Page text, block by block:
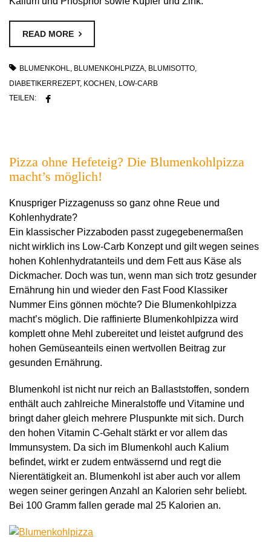
READ MORE
BLUMENKOHL, BLUMENKOHLPIZZA, BLUMISOTTO,
DIABETIKERREZEPT, KOCHEN , LOW-CARB
TEILEN:
Pizza ohne Hefeteig? Die Blumenkohlpizza
macht’s möglich!
Knuspriger Pizzagenuss so ganz ohne Reue und
Kohlenhydrate?
Ein klassischer Pizzaboden passt zugegebenermaßen
nicht wirklich ins Low-Carb Konzept und gilt wegen seines
hohen Kohlenhydratanteils und dem Fett aus Käse als
Dickmacher. Doch was tun, wenn man sich trotz gesunder
Ernährung hin und wieder den Fast Food Klassiker
Nummer Eins gönnen möchte? Die Blumenkohlpizza
macht’s möglich. Die raffinierte Blumenkohlpizza wird
komplett ohne Mehl zubereitet und leistet aufgrund des
hohen Gemüseanteils einen wertvollen Beitrag zur
gesunden Ernährung.
Blumenkohl ist nicht nur reich an Ballaststoffen, sondern
enthält auch zahlreiche Mineralstoffe und Vitamine und
bringt daher gleich mehrere Pluspunkte mit sich. Durch
den hohen Vitamin C-Gehalt stärkt er vor allem das
Immunsystem. Da sich im Blumenkohl auch Kalium
befindet, wirkt er zudem entwässernd und regt die
Nierentätigkeit an. Blumenkohl ist aber auch vor allem
wegen seiner geringen Anzahl an Kalorien sehr beliebt.
Bei 100 Gramm fallen gerade mal 25 Kalorien an.